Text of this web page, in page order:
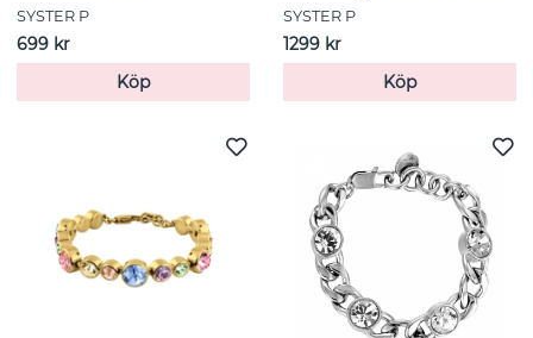
SYSTER P
699 kr
Köp
SYSTER P
1299 kr
Köp